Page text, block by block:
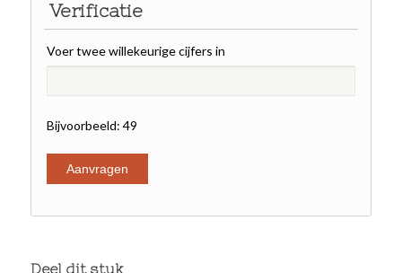
Verificatie
Voer twee willekeurige cijfers in
Bijvoorbeeld: 49
Deel dit stuk